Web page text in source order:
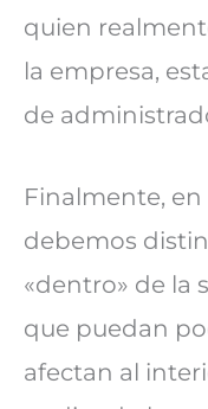
quien
la empresa,
de
Finalmente,
debemos
«dentro» de la
que puedan
afectan al